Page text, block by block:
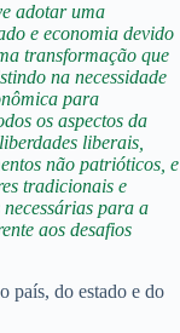
adotar uma
e economia devido
transformação que
na necessidade
para
os aspectos da
liberais,
não patrióticos, e
tradicionais e
para a
aos desafios
país, do estado e do